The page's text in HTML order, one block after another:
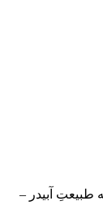
طبیعتِ آبیدر –